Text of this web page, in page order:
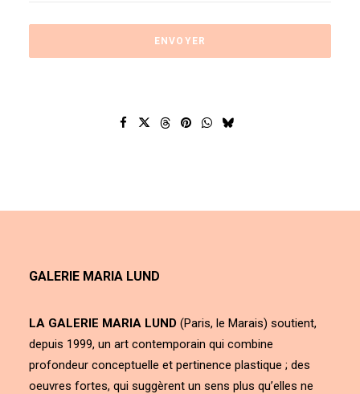
GALERIE MARIA LUND
LA GALERIE MARIA LUND (Paris, le Marais) soutient,
depuis 1999, un art contemporain qui combine
profondeur conceptuelle et pertinence plastique ; des
oeuvres fortes, qui suggèrent un sens plus qu’elles ne